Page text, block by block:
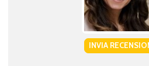
INVIA